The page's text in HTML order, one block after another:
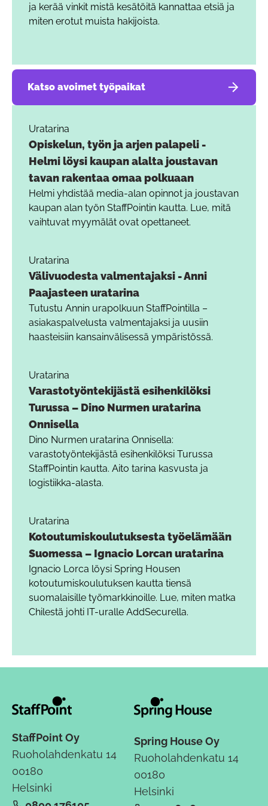
ja kerää vinkit mistä kesätöitä kannattaa etsiä ja
miten erotut muista hakijoista.
Katso avoimet työpaikat
Uratarina
Opiskelun, työn ja arjen palapeli -
Helmi löysi kaupan alalta joustavan
tavan rakentaa omaa polkuaan
Helmi yhdistää media-alan opinnot ja joustavan
kaupan alan työn StaffPointin kautta. Lue, mitä
vaihtuvat myymälät ovat opettaneet.
Uratarina
Välivuodesta valmentajaksi - Anni
Paajasteen uratarina
Tutustu Annin urapolkuun StaffPointilla –
asiakaspalvelusta valmentajaksi ja uusiin
haasteisiin kansainvälisessä ympäristössä.
Uratarina
Varastotyöntekijästä esihenkilöksi
Turussa – Dino Nurmen uratarina
Onnisella
Dino Nurmen uratarina Onnisella:
varastotyöntekijästä esihenkilöksi Turussa
StaffPointin kautta. Aito tarina kasvusta ja
logistiikka-alasta.
Uratarina
Kotoutumiskoulutuksesta työelämään
Suomessa – Ignacio Lorcan uratarina
Ignacio Lorca löysi Spring Housen
kotoutumiskoulutuksen kautta tiensä
suomalaisille työmarkkinoille. Lue, miten matka
Chilestä johti IT-uralle AddSecurella.
StaffPoint Oy
Ruoholahdenkatu 14
00180
Helsinki
Spring House Oy
Ruoholahdenkatu 14
00180
Helsinki